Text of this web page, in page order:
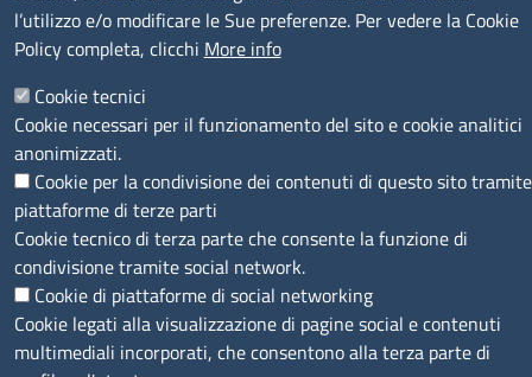
SEGUICI SU
MENÙ PRIVACY
Note legali Privacy e cookie policy Accesso riservato
© 2023 SNI Servizio Nuove Imprese
l’utilizzo e/o modificare le Sue preferenze. Per vedere la Cookie
Policy completa, clicchi More info
Cookie tecnici
Cookie necessari per il funzionamento del sito e cookie analitici
anonimizzati.
Cookie per la condivisione dei contenuti di questo sito tramite
piattaforme di terze parti
Cookie tecnico di terza parte che consente la funzione di
condivisione tramite social network.
Cookie di piattaforme di social networking
Cookie legati alla visualizzazione di pagine social e contenuti
multimediali incorporati, che consentono alla terza parte di